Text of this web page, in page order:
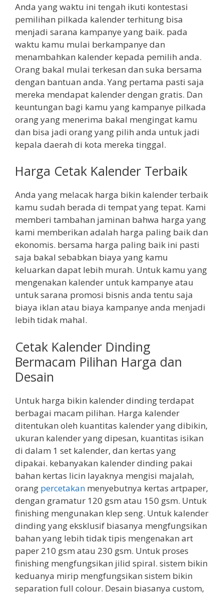
Anda yang waktu ini tengah ikuti kontestasi
pemilihan pilkada kalender terhitung bisa
menjadi sarana kampanye yang baik. pada
waktu kamu mulai berkampanye dan
menambahkan kalender kepada pemilih anda.
Orang bakal mulai terkesan dan suka bersama
dengan bantuan anda. Yang pertama pasti saja
mereka mendapat kalender dengan gratis. Dan
keuntungan bagi kamu yang kampanye pilkada
orang yang menerima bakal mengingat kamu
dan bisa jadi orang yang pilih anda untuk jadi
kepala daerah di kota mereka tinggal.
Harga Cetak Kalender Terbaik
Anda yang melacak harga bikin kalender terbaik
kamu sudah berada di tempat yang tepat. Kami
memberi tambahan jaminan bahwa harga yang
kami memberikan adalah harga paling baik dan
ekonomis. bersama harga paling baik ini pasti
saja bakal sebabkan biaya yang kamu
keluarkan dapat lebih murah. Untuk kamu yang
mengenakan kalender untuk kampanye atau
untuk sarana promosi bisnis anda tentu saja
biaya iklan atau biaya kampanye anda menjadi
lebih tidak mahal.
Cetak Kalender Dinding
Bermacam Pilihan Harga dan
Desain
Untuk harga bikin kalender dinding terdapat
berbagai macam pilihan. Harga kalender
ditentukan oleh kuantitas kalender yang dibikin,
ukuran kalender yang dipesan, kuantitas isikan
di dalam 1 set kalender, dan kertas yang
dipakai. kebanyakan kalender dinding pakai
bahan kertas licin layaknya mengisi majalah,
orang percetakan menyebutnya kertas artpaper,
dengan gramatur 120 gsm atau 150 gsm. Untuk
finishing mengunakan klep seng. Untuk kalender
dinding yang eksklusif biasanya mengfungsikan
bahan yang lebih tidak tipis mengenakan art
paper 210 gsm atau 230 gsm. Untuk proses
finishing mengfungsikan jilid spiral. sistem bikin
keduanya mirip mengfungsikan sistem bikin
separation full colour. Desain biasanya custom,